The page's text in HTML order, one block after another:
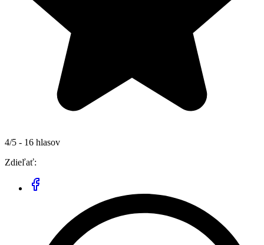
4/5 - 16 hlasov
Zdieľať: